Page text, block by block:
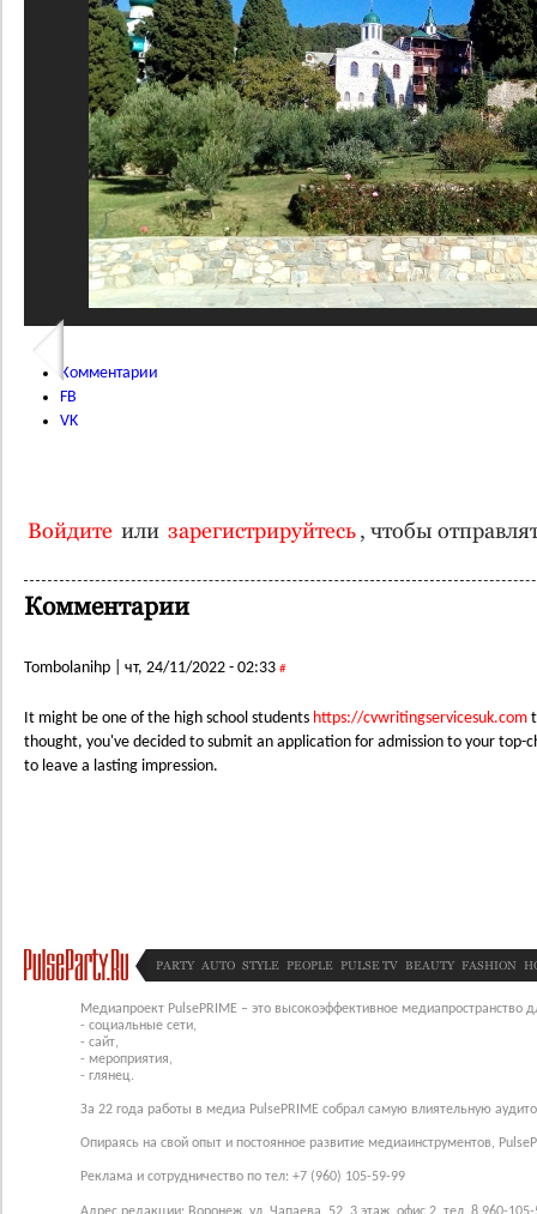
Комментарии
FB
VK
Войдите или зарегистрируйтесь, чтобы
Комментарии
Tombolanihp чт, 24/11/2022 - 02:33 #
It might be one of the high school students https://cvwritingservicesuk.com
thought, you've decided to submit an application for admission to your
to leave a lasting impression.
PARTY AUTO STYLE PEOPLE PULSE TV BEAUTY FASHION
Медиапроект PulsePRIME – это высокоэффективное медиапространство
- социальные сети,
- сайт,
- мероприятия,
- глянец.
За 22 года работы в медиа PulsePRIME собрал самую влиятельную
Опираясь на свой опыт и постоянное развитие медиаинструментов,
Реклама и сотрудничество по тел: +7 (960) 105-59-99